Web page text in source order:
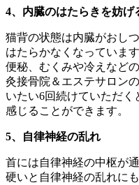
4、内臓のはたらきを妨げ
猫背の状態は内臓がおし
はたらかなくなっていま
便秘、むくみや冷えなど
灸接骨院＆エステサロン
いたい6回続けていただ
感じることができます。
5、自律神経の乱れ
首には自律神経の中枢が
硬いと自律神経の乱れに